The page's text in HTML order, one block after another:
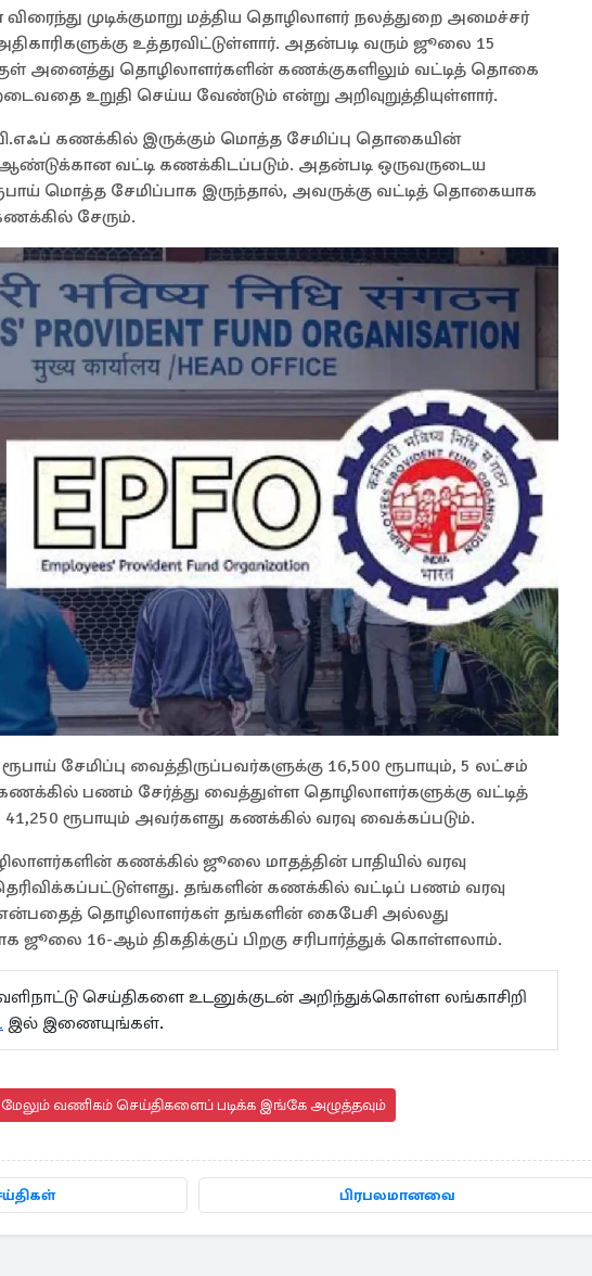
முடிக்குமாறு மத்திய தொழிலாளர் நலத்துறை அமைச்சர்
உத்தரவிட்டுள்ளார். அதன்படி வரும் ஜூலை 15
அனைத்து தொழிலாளர்களின் கணக்குகளிலும் வட்டித் தொகை
உறுதி செய்ய வேண்டும் என்று அறிவுறுத்தியுள்ளார்.
கணக்கில் இருக்கும் மொத்த சேமிப்பு தொகையின்
வட்டி கணக்கிடப்படும். அதன்படி ஒருவருடைய
மொத்த சேமிப்பாக இருந்தால், அவருக்கு வட்டித் தொகையாக
சேரும்.
சேமிப்பு வைத்திருப்பவர்களுக்கு 16,500 ரூபாயும், 5 லட்சம்
பணம் சேர்த்து வைத்துள்ள தொழிலாளர்களுக்கு வட்டித்
ரூபாயும் அவர்களது கணக்கில் வரவு வைக்கப்படும்.
கணக்கில் ஜூலை மாதத்தின் பாதியில் வரவு
தங்களின் கணக்கில் வட்டிப் பணம் வரவு
தொழிலாளர்கள் தங்களின் கைபேசி அல்லது
16-ஆம் திகதிக்குப் பிறகு சரிபார்த்துக் கொள்ளலாம்.
செய்திகளை உடனுக்குடன் அறிந்துக்கொள்ள லங்காசிறி
இல் இணையுங்கள்.
மேலும் வணிகம் செய்திகளைப் படிக்க இங்கே அழுத்தவும்
பிரபலமானவை